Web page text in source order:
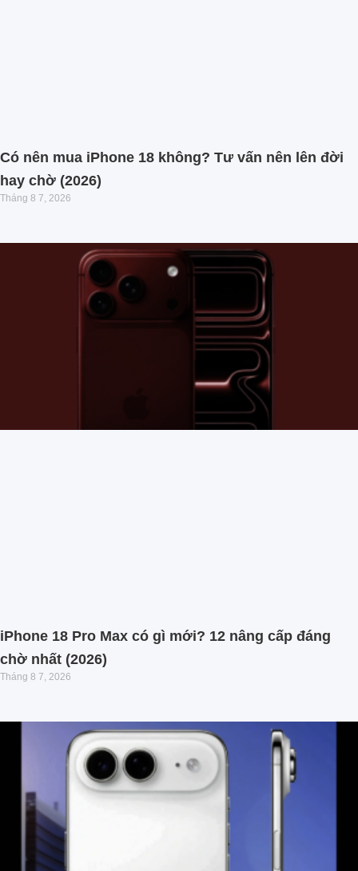
Có nên mua iPhone 18 không? Tư vấn nên lên đời
hay chờ (2026)
Tháng 8 7, 2026
iPhone 18 Pro Max có gì mới? 12 nâng cấp đáng
chờ nhất (2026)
Tháng 8 7, 2026